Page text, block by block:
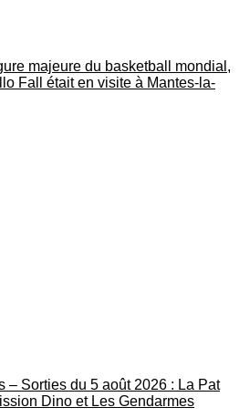
majeure du basketball mondial,
Fall était en visite à Mantes-la-
– Sorties du 5 août 2026 : La Pat
Dino et Les Gendarmes